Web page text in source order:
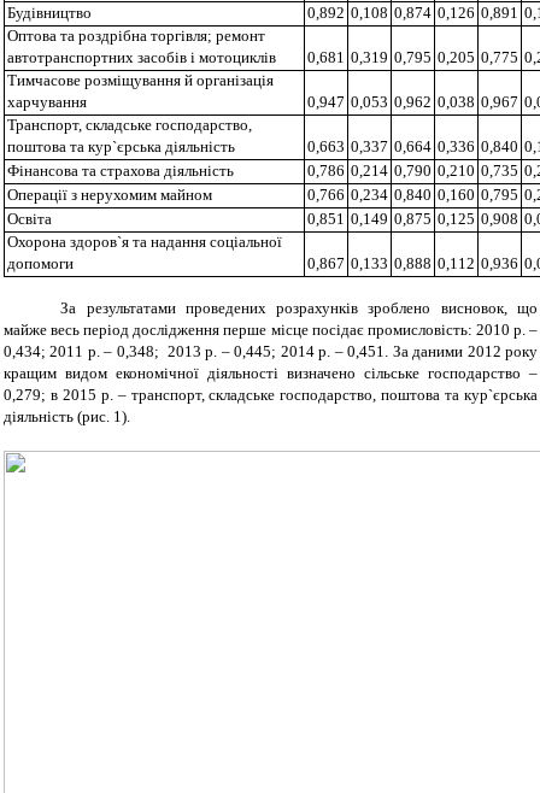
Будівництво
0,892 0,108 0,874 0,126 0,891
Оптова та роздрібна торгівля; ремонт
автотранспортних засобів і мотоциклів
0,681 0,319 0,795 0,205 0,775
Тимчасове розміщування й організація
харчування
0,947 0,053 0,962 0,038 0,967
Транспорт, складське господарство,
поштова та кур`єрська діяльність
0,663 0,337 0,664 0,336 0,840
Фінансова та страхова діяльність
0,786 0,214 0,790 0,210 0,735
Операції з нерухомим майном
0,766 0,234 0,840 0,160 0,795
Освіта
0,851 0,149 0,875 0,125 0,908
Охорона здоров`я та надання соціальної
допомоги
0,867 0,133 0,888 0,112 0,936
За результатами проведених розрахунків зроблено висновок, що
майже весь період дослідження перше місце посідає промисловість: 2010 р. –
0,434; 2011 р. – 0,348; 2013 р. – 0,445; 2014 р. – 0,451. За даними 2012 року
кращим видом економічної діяльності визначено сільське господарство –
0,279; в 2015 р. – транспорт, складське господарство, поштова та кур`єрська
діяльність (рис. 1).